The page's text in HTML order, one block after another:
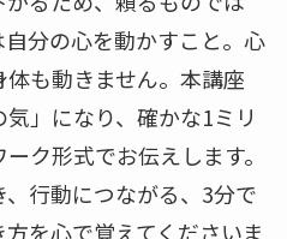
分の心を動かすこと。心
も動きません。本講座
」になり、確かな1ミリ
ク形式でお伝えします。
行動につながる、3分で
を心で覚えてくださいま